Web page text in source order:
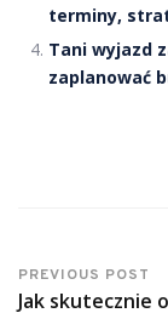
terminy,
Tani wyjazd
zaplanować
PREVIOUS POST
Jak skutecznie